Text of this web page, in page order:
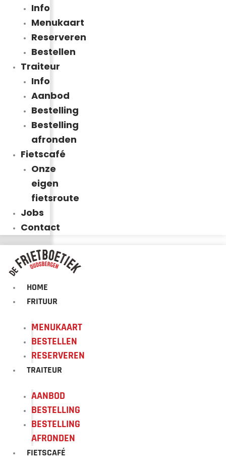
Info
Menukaart
Reserveren
Bestellen
Traiteur
Info
Aanbod
Bestelling
Bestelling
afronden
Fietscafé
Onze
eigen
fietsroute
Jobs
Contact
HOME
FRITUUR
MENUKAART
BESTELLEN
RESERVEREN
TRAITEUR
AANBOD
BESTELLING
BESTELLING
AFRONDEN
FIETSCAFÉ